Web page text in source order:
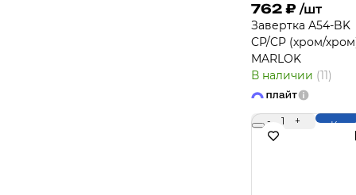
762 ₽ /шт
Завертка A54-BK
CP/CP (хром/
MARLOK
В наличии (11)
- 1 +